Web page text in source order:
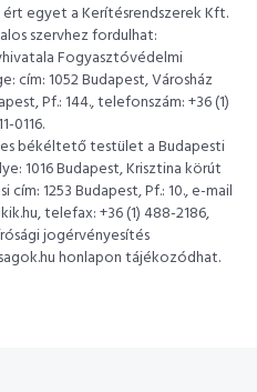
egyet a Kerítésrendszerek Kft.
szervhez fordulhat:
Fogyasztóvédelmi
cím: 1052 Budapest, Városház
Pf.: 144., telefonszám: +36 (1)
0116.
békéltető testület a Budapesti
1016 Budapest, Krisztina körút
cím: 1253 Budapest, Pf.: 10., e-mail
telefax: +36 (1) 488-2186,
jogérvényesítés
honlapon tájékozódhat.